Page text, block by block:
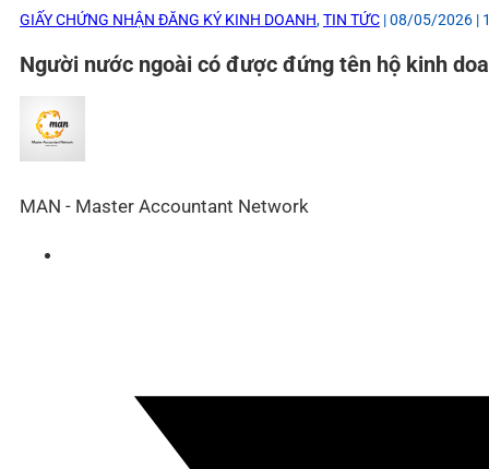
GIẤY CHỨNG NHẬN ĐĂNG KÝ KINH DOANH,TIN TỨC | 08/05/2026 |
Người nước ngoài có được đứng tên hộ kinh
MAN - Master Accountant Network